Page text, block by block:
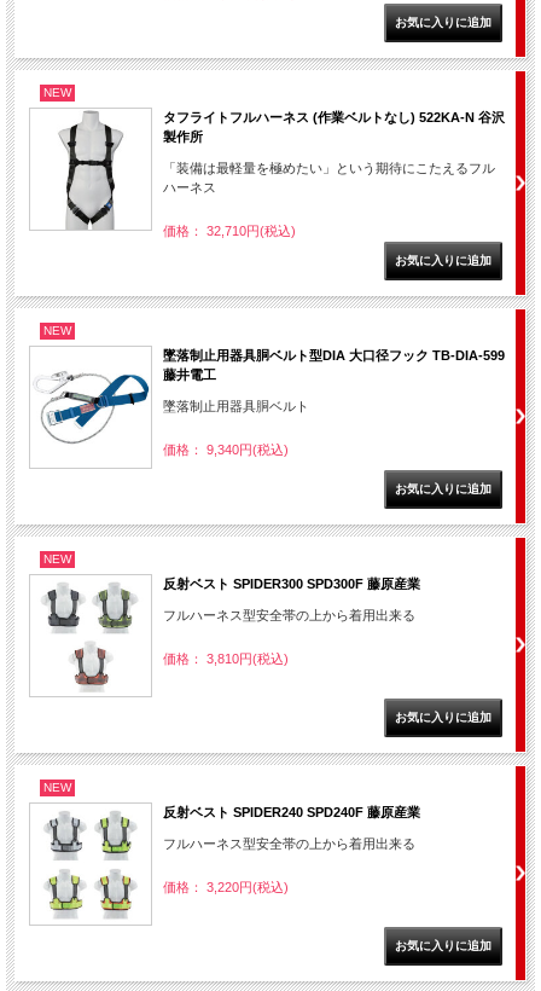
NEW
タフライトフルハーネス (作業ベルトなし) 522KA-N 谷沢
製作所
「装備は最軽量を極めたい」という期待にこたえるフル
ハーネス
価格： 32,710円(税込)
NEW
墜落制止用器具胴ベルト型DIA 大口径フック TB-DIA-599
藤井電工
墜落制止用器具胴ベルト
価格： 9,340円(税込)
NEW
反射ベスト SPIDER300 SPD300F 藤原産業
フルハーネス型安全帯の上から着用出来る
価格： 3,810円(税込)
NEW
反射ベスト SPIDER240 SPD240F 藤原産業
フルハーネス型安全帯の上から着用出来る
価格： 3,220円(税込)